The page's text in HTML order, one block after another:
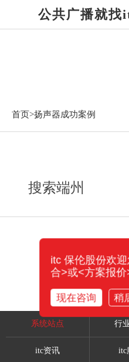
公共广播就找
首页>扬声器成功案例
搜索端州
系统站点 行
itc资讯 itc
itc 保伦股份欢
合>或<方案报价
现在咨询 稍